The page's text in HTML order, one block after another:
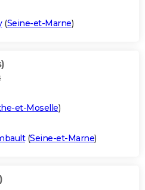
(Seine-et-Marne)
et-Moselle)
(Seine-et-Marne)